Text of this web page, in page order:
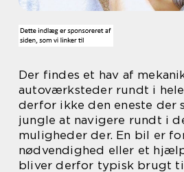
Der findes et hav af
autoværksteder rundt i
derfor ikke den eneste der
jungle at navigere rundt i
muligheder der. En bil er
nødvendighed eller et
bliver derfor typisk brugt